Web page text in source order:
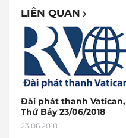
LIÊN QUAN
Đài phát thanh Vatican,
Thứ Bảy 23/06/2018
23.06.2018